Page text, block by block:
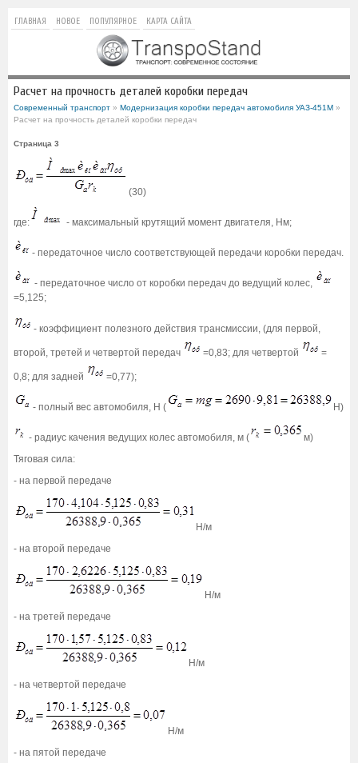
ГЛАВНАЯ НОВОЕ ПОПУЛЯРНОЕ КАРТА САЙТА
Расчет на прочность деталей коробки передач
Современный транспорт » Модернизация коробки передач автомобиля УАЗ-451М »
Расчет на прочность деталей коробки передач
Страница 3
(30)
где: - максимальный крутящий момент двигателя, Нм;
- передаточное число соответствующей передачи коробки передач.
- передаточное число от коробки передач до ведущий колес,
=5,125;
- коэффициент полезного действия трансмиссии, (для первой,
второй, третей и четвертой передач =0,83; для четвертой =
0,8; для задней =0,77);
- полный вес автомобиля, Н ( Н)
- радиус качения ведущих колес автомобиля, м (
м)
Тяговая сила:
- на первой передаче
Н/м
- на второй передаче
Н/м
- на третей передаче
Н/м
- на четвертой передаче
Н/м
- на пятой передаче